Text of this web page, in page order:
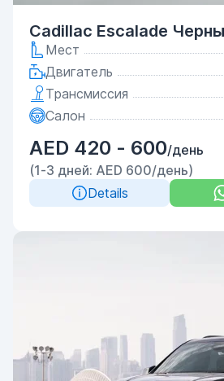
Cadillac Escalade
Мест
Двигатель
Трансмиссия
Салон
AED 420 - 600/день
(1-3 дней: AED 600/день)
Details